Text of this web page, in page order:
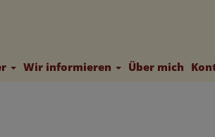
Wir informieren Über mich